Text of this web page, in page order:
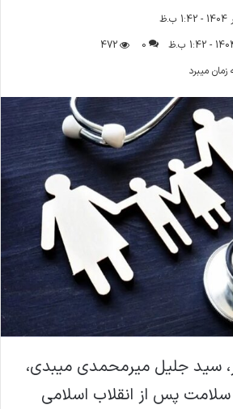
0
472
سید جلیل میرمحمدی میبدی،
سلامت پس از انقلاب اسلامی